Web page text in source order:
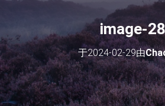
image-28
于2024-02-29由